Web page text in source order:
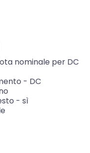
nominale per DC
- DC
- sì